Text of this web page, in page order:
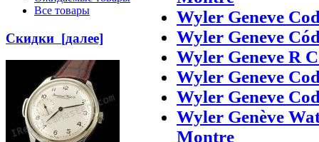
Все товары
Скидки [далее]
Wyler Geneve
Wyler Geneve
Wyler Geneve R
Wyler Geneve
Wyler Geneve
Wyler Genève
Montre